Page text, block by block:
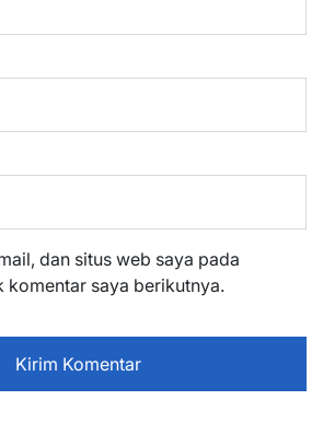
dan situs web saya pada
komentar saya berikutnya.